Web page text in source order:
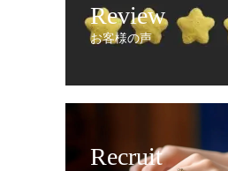
Review
お客様の声
Recruit